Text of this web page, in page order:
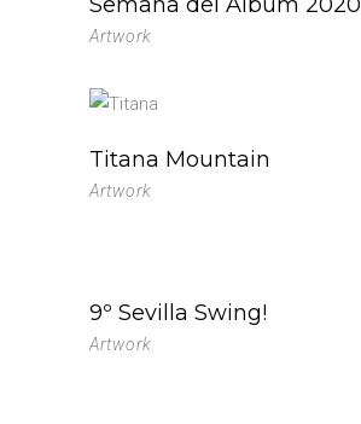
Artwork
Titana Mountain
Artwork
9º Sevilla Swing!
Artwork